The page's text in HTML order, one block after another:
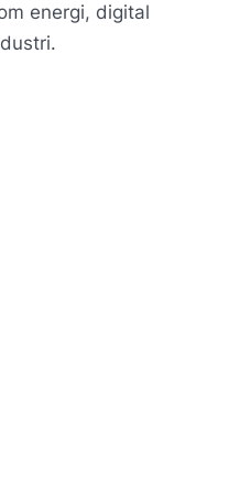
energi, digital